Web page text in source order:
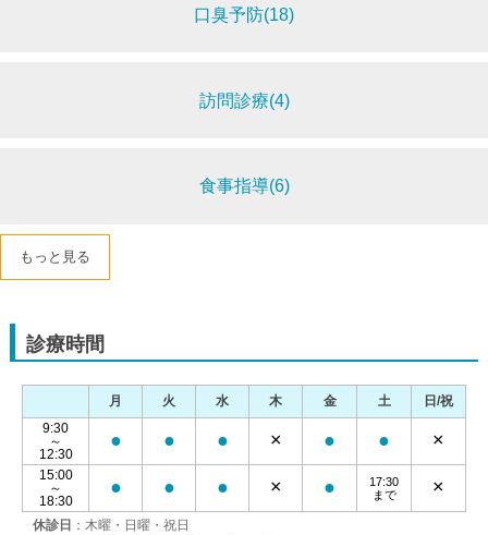
口臭予防(18)
訪問診療(4)
食事指導(6)
もっと見る
診療時間
休診日 ：木曜・日曜・祝日
月 火 水 木 金 土
日/祝
9:30
～
12:30
● ● ● × ● ● ×
15:00
～
18:30
● ● ● × ●
17:30
まで
×